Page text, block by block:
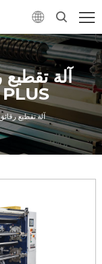
آلة
آلة تقطيع0